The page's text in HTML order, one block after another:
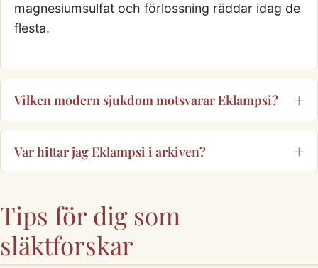
magnesiumsulfat och förlossning räddar idag de
flesta.
Vilken modern sjukdom motsvarar Eklampsi?
Var hittar jag Eklampsi i arkiven?
Tips för dig som
släktforskar